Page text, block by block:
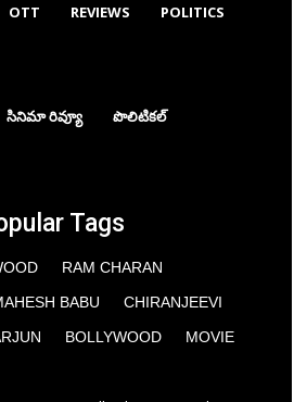
OTT REVIEWS POLITICS
సినిమా రివ్యూ పొలిటికల్
Tags
RAM CHARAN
BABU
CHIRANJEEVI
BOLLYWOOD MOVIE